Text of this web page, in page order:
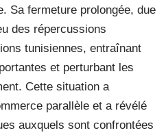
Sa fermeture prolongée, due
des répercussions
tunisiennes, entraînant
et perturbant les
Cette situation a
parallèle et a révélé
auxquels sont confrontées